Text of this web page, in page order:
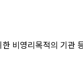
비영리목적의 기